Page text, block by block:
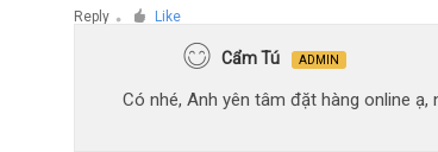
Reply ● Like
Cẩm Tú ADMIN
Có nhé, Anh yên tâm đặt hàng online